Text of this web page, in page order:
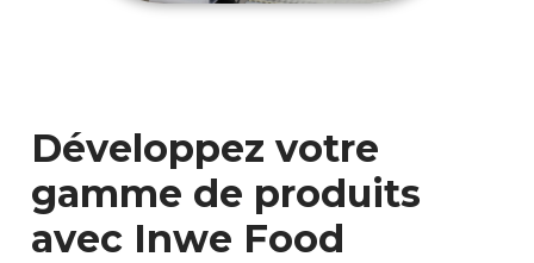
Développez votre
gamme de produits
avec Inwe Food